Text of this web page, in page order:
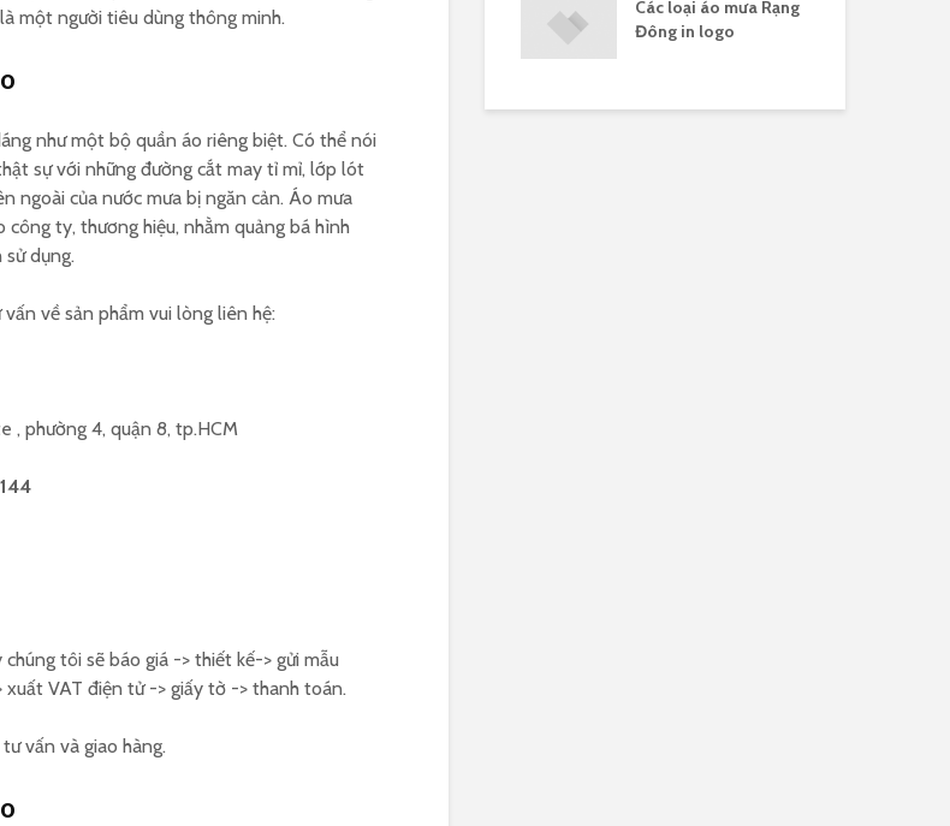
một người tiêu dùng thông minh.
như một bộ quần áo riêng biệt. Có thể nói
sự với những đường cắt may tỉ mỉ, lớp lót
ngoài của nước mưa bị ngăn cản. Áo mưa
ty, thương hiệu, nhằm quảng bá hình
dụng.
về sản phẩm vui lòng liên hệ:
, phường 4, quận 8, tp.HCM
tôi sẽ báo giá -> thiết kế-> gửi mẫu
VAT điện tử -> giấy tờ -> thanh toán.
vấn và giao hàng.
Áo mưa Rạng Đông
công ty xổ số
In áo mưa Rạng Đông
Các loại áo mưa Rạng
Đông in logo